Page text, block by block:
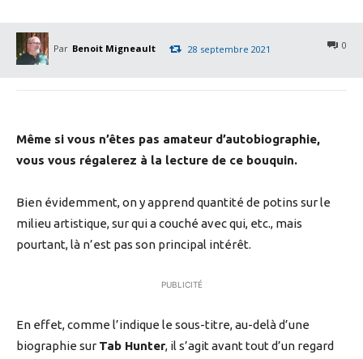
Par Benoit Migneault 0
28 septembre 2021
Même si vous n’êtes pas amateur d’autobiographie,
vous vous régalerez à la lecture de ce bouquin.
Bien évidemment, on y apprend quantité de potins sur le
milieu artistique, sur qui a couché avec qui, etc., mais
pourtant, là n’est pas son principal intérêt.
PUBLICITÉ
En effet, comme l’indique le sous-titre, au-delà d’une
biographie sur Tab Hunter, il s’agit avant tout d’un regard